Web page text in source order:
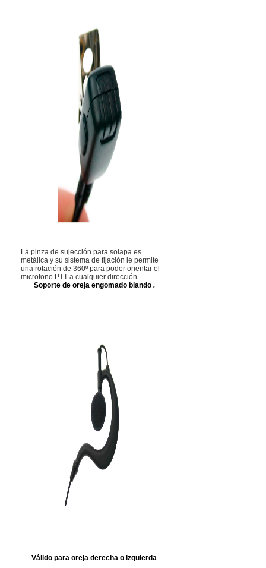
La pinza de sujección para solapa es
metálica y su sistema de fijación le permite
una rotación de 360º para poder orientar el
microfono PTT a cualquier dirección.
Soporte de oreja engomado blando .
Válido para oreja derecha o izquierda